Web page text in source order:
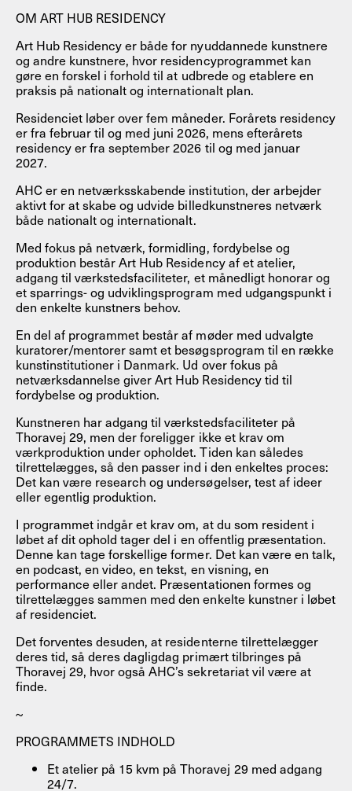
OM ART HUB RESIDENCY
Art Hub Residency er både for nyuddannede kunstnere
og andre kunstnere, hvor residencyprogrammet kan
gøre en forskel i forhold til at udbrede og etablere en
praksis på nationalt og internationalt plan.
Residenciet løber over fem måneder. Forårets residency
er fra februar til og med juni 2026, mens efterårets
residency er fra september 2026 til og med januar
2027.
AHC er en netværksskabende institution, der arbejder
aktivt for at skabe og udvide billedkunstneres netværk
både nationalt og internationalt.
Med fokus på netværk, formidling, fordybelse og
produktion består Art Hub Residency af et atelier,
adgang til værkstedsfaciliteter, et månedligt honorar og
et sparrings- og udviklingsprogram med udgangspunkt i
den enkelte kunstners behov.
En del af programmet består af møder med udvalgte
kuratorer/mentorer samt et besøgsprogram til en række
kunstinstitutioner i Danmark. Ud over fokus på
netværksdannelse giver Art Hub Residency tid til
fordybelse og produktion.
Kunstneren har adgang til værkstedsfaciliteter på
Thoravej 29, men der foreligger ikke et krav om
værkproduktion under opholdet. Tiden kan således
tilrettelægges, så den passer ind i den enkeltes proces:
Det kan være research og undersøgelser, test af ideer
eller egentlig produktion.
I programmet indgår et krav om, at du som resident i
løbet af dit ophold tager del i en offentlig præsentation.
Denne kan tage forskellige former. Det kan være en talk,
en podcast, en video, en tekst, en visning, en
performance eller andet. Præsentationen formes og
tilrettelægges sammen med den enkelte kunstner i løbet
af residenciet.
Det forventes desuden, at residenterne tilrettelægger
deres tid, så deres dagligdag primært tilbringes på
Thoravej 29, hvor også AHC’s sekretariat vil være at
finde.
~
PROGRAMMETS INDHOLD
Et atelier på 15 kvm på Thoravej 29 med adgang
24/7.